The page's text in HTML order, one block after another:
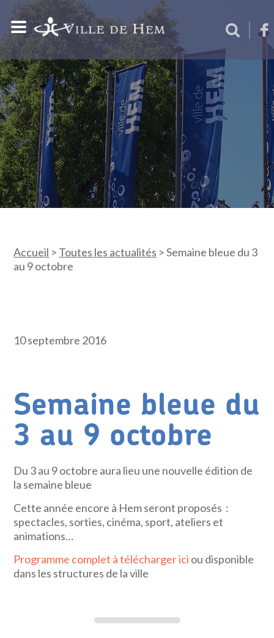
Accueil > Toutes les actualités >Semaine bleue du 3
au 9 octobre
10 septembre 2016
Semaine bleue du
3 au 9 octobre
Du 3 au 9 octobre aura lieu une nouvelle édition de
la semaine bleue
Cette année encore à Hem seront proposés :
spectacles, sorties, cinéma, sport, ateliers et
animations…
Programme complet à télécharger ici ou disponible
dans les structures de la ville